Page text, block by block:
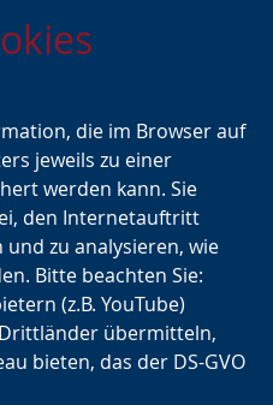
Zur
Hauptnavigation
Zur
Seitennavigation
Zum
Inhalt
die im Browser auf
jeweils zu einer
werden kann. Sie
den Internetauftritt
zu analysieren, wie
Bitte beachten Sie:
(z.B. YouTube)
übermitteln,
bieten, das der DS-GVO